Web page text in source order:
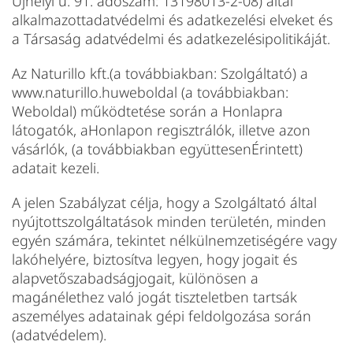
alkalmazottadatvédelmi és adatkezelési elveket és
a Társaság adatvédelmi és adatkezelésipolitikáját.
Az Naturillo kft.(a továbbiakban: Szolgáltató) a
www.naturillo.huweboldal (a továbbiakban:
Weboldal) működtetése során a Honlapra
látogatók, aHonlapon regisztrálók, illetve azon
vásárlók, (a továbbiakban együttesenÉrintett)
adatait kezeli.
A jelen Szabályzat célja, hogy a Szolgáltató által
nyújtottszolgáltatások minden területén, minden
egyén számára, tekintet nélkülnemzetiségére vagy
lakóhelyére, biztosítva legyen, hogy jogait és
alapvetőszabadságjogait, különösen a
magánélethez való jogát tiszteletben tartsák
aszemélyes adatainak gépi feldolgozása során
(adatvédelem).